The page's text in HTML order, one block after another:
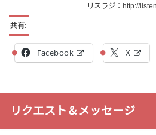
リスラジ：http://
共有:
Facebook X
リクエスト＆メッセージ